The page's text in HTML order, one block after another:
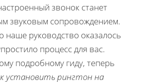
звонок станет
звуковым сопровождением.
наше руководство оказалось
процесс для вас.
подробному гидy, теперь
установить рингтон на